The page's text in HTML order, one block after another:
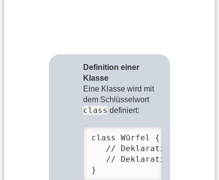
Definition einer
Klasse
Eine Klasse wird mit
dem Schlüsselwort
class definiert:
class Würfel {
// Deklaration der
// Deklaration der
}